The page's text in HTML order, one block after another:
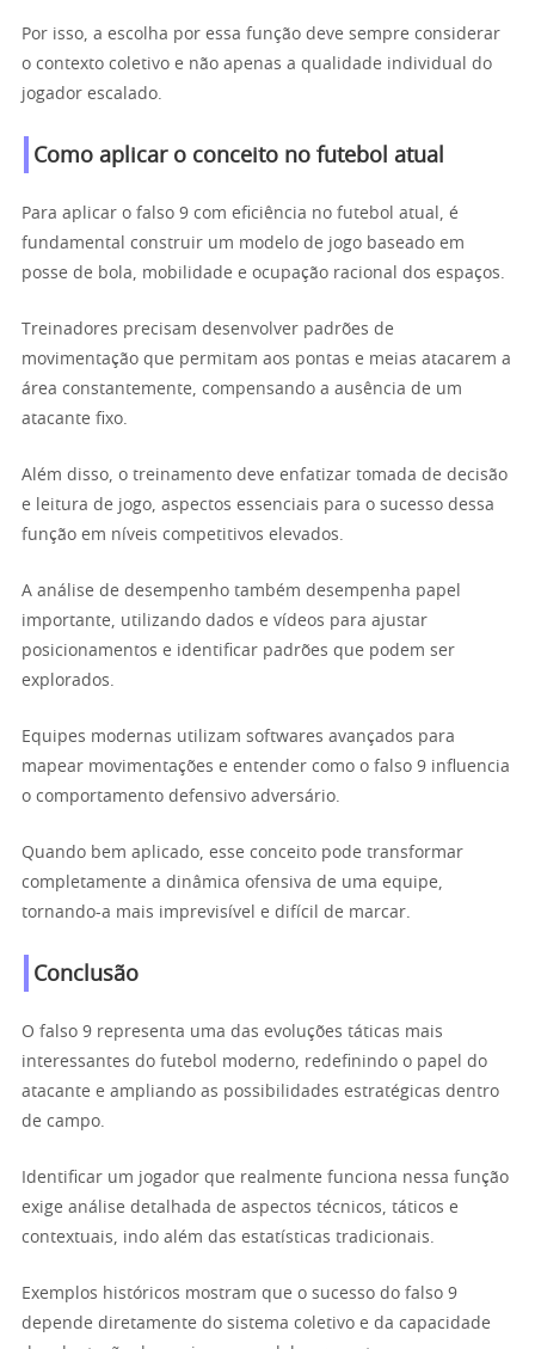
Por isso, a escolha por essa função deve sempre considerar
o contexto coletivo e não apenas a qualidade individual do
jogador escalado.
Como aplicar o conceito no futebol atual
Para aplicar o falso 9 com eficiência no futebol atual, é
fundamental construir um modelo de jogo baseado em
posse de bola, mobilidade e ocupação racional dos espaços.
Treinadores precisam desenvolver padrões de
movimentação que permitam aos pontas e meias atacarem a
área constantemente, compensando a ausência de um
atacante fixo.
Além disso, o treinamento deve enfatizar tomada de decisão
e leitura de jogo, aspectos essenciais para o sucesso dessa
função em níveis competitivos elevados.
A análise de desempenho também desempenha papel
importante, utilizando dados e vídeos para ajustar
posicionamentos e identificar padrões que podem ser
explorados.
Equipes modernas utilizam softwares avançados para
mapear movimentações e entender como o falso 9 influencia
o comportamento defensivo adversário.
Quando bem aplicado, esse conceito pode transformar
completamente a dinâmica ofensiva de uma equipe,
tornando-a mais imprevisível e difícil de marcar.
Conclusão
O falso 9 representa uma das evoluções táticas mais
interessantes do futebol moderno, redefinindo o papel do
atacante e ampliando as possibilidades estratégicas dentro
de campo.
Identificar um jogador que realmente funciona nessa função
exige análise detalhada de aspectos técnicos, táticos e
contextuais, indo além das estatísticas tradicionais.
Exemplos históricos mostram que o sucesso do falso 9
depende diretamente do sistema coletivo e da capacidade